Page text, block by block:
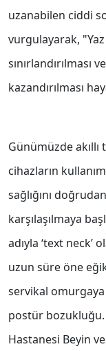
uzanabilen ciddi
vurgulayarak,
sınırlandırılması
kazandırılması
Günümüzde
cihazların
sağlığını
karşılaşılmaya
adıyla ‘text neck’
uzun süre öne
servikal
postür
Hastanesi Beyin